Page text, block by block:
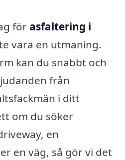
för asfaltering i
vara en utmaning.
kan du snabbt och
från
i ditt
om du söker
en
en väg, så gör vi det